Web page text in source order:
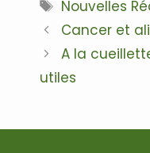
Nouvelles
Navigation
des
Cancer et
A la
utiles